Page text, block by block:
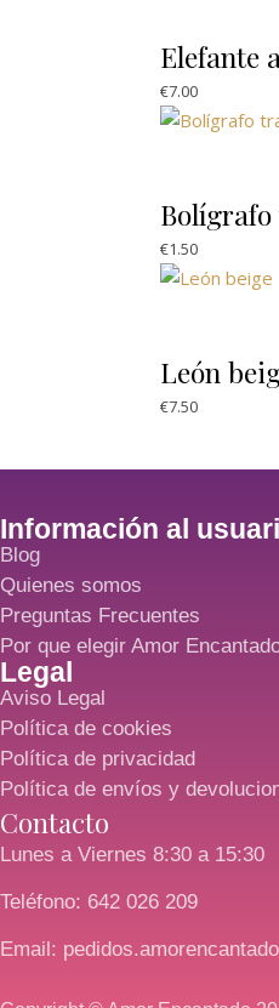
Elefante
€7.00
€1.50
León
€7.50
Información al
Blog
Quienes somos
Preguntas Frecuentes
Por que elegir Amor
Legal
Aviso Legal
Política de cookies
Política de privacidad
Política de envíos y
Contacto
Lunes a Viernes 8:30 a 15:30
Teléfono: 642 026 209
Email: